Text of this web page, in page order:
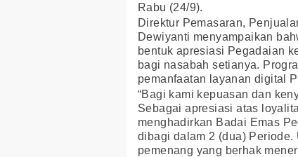
Rabu (24/9).
Direktur Pemasaran,
Dewiyanti menyampaikan
bentuk apresiasi Pegadaian
bagi nasabah setianya.
pemanfaatan layanan digital
“Bagi kami kepuasan dan
Sebagai apresiasi atas
menghadirkan Badai Emas
dibagi dalam 2 (dua)
pemenang yang berhak